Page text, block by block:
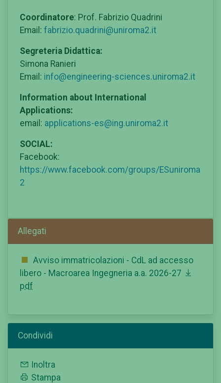
Coordinatore: Prof. Fabrizio Quadrini
Email: fabrizio.quadrini@uniroma2.it
Segreteria Didattica:
Simona Ranieri
Email: info@engineering-sciences.uniroma2.it
Information about International
Applications:
email: applications-es@ing.uniroma2.it
SOCIAL:
Facebook:
https://www.facebook.com/groups/ESuniroma
2
Allegati
Avviso immatricolazioni - CdL ad accesso
libero - Macroarea Ingegneria a.a. 2026-27
pdf
Condividi
Inoltra
Stampa